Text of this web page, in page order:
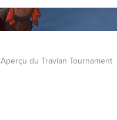
Aperçu du Travian Tournament